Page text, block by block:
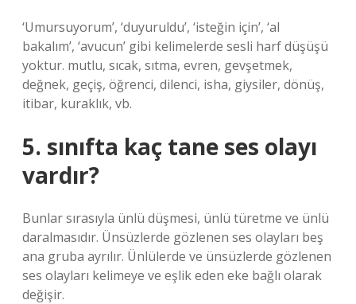
‘Umursuyorum’, ‘duyuruldu’, ‘isteğin için’, ‘al
bakalım’, ‘avucun’ gibi kelimelerde sesli harf düşüşü
yoktur. mutlu, sıcak, sıtma, evren, gevşetmek,
değnek, geçiş, öğrenci, dilenci, isha, giysiler, dönüş,
itibar, kuraklık, vb.
5. sınıfta kaç tane ses olayı
vardır?
Bunlar sırasıyla ünlü düşmesi, ünlü türetme ve ünlü
daralmasıdır. Ünsüzlerde gözlenen ses olayları beş
ana gruba ayrılır. Ünlülerde ve ünsüzlerde gözlenen
ses olayları kelimeye ve eşlik eden eke bağlı olarak
değişir.